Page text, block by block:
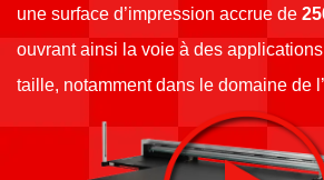
une surface d’impression accrue de
ouvrant ainsi la voie à des
taille, notamment dans le domaine de